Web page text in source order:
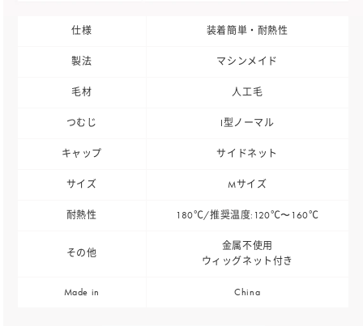
仕様 装着簡単・耐熱性
製法 マシンメイド
毛材 人工毛
つむじ I型ノーマル
キャップ サイドネット
サイズ Mサイズ
耐熱性 180℃/推奨温度:120℃〜160℃
その他
金属不使用
ウィッグネット付き
Made in China